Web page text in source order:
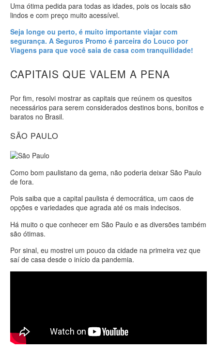
Uma ótima pedida para todas as idades, pois os locais são
lindos e com preço muito acessível.
Seja longe ou perto, é muito importante viajar com
segurança. A Seguros Promo é parceira do Louco por
Viagens para que você saia de casa com tranquilidade!
CAPITAIS QUE VALEM A PENA
Por fim, resolvi mostrar as capitais que reúnem os quesitos
necessários para serem considerados destinos bons, bonitos e
baratos no Brasil.
SÃO PAULO
Como bom paulistano da gema, não poderia deixar São Paulo
de fora.
Pois saiba que a capital paulista é democrática, um caos de
opções e variedades que agrada até os mais indecisos.
Há muito o que conhecer em São Paulo e as diversões também
são ótimas.
Por sinal, eu mostrei um pouco da cidade na primeira vez que
saí de casa desde o início da pandemia.